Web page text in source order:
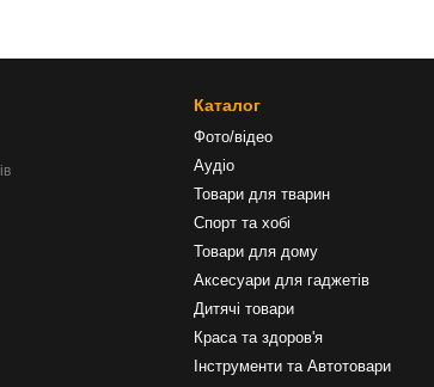
Каталог
Фото/відео
Аудіо
Товари для тварин
Спорт та хобі
Товари для дому
Аксесуари для гаджетів
Дитячі товари
Краса та здоров'я
Інструменти та Автотовари